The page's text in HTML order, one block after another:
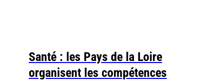
Santé : les Pays de la Loire
organisent les compétences